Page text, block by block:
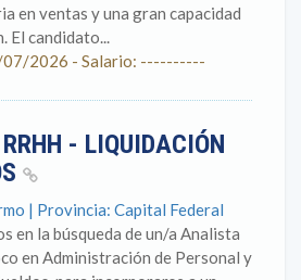
en ventas y una gran capacidad
El candidato...
07/2026 - Salario: ----------
- LIQUIDACIÓN
| Provincia: Capital Federal
en la búsqueda de un/a Analista
en Administración de Personal y